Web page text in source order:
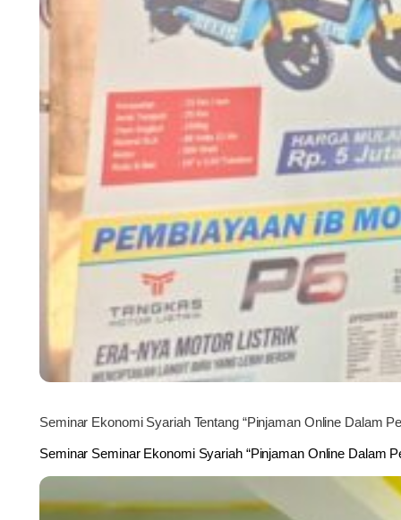
Seminar Ekonomi Syariah Tentang “Pinjaman Online Dalam
Seminar Seminar Ekonomi Syariah “Pinjaman Online Dalam